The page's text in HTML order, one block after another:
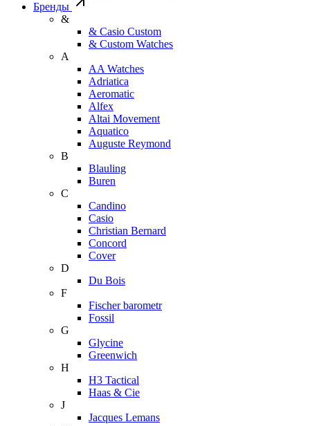
Бренды
&
& Casio Custom
& Custom Watches
A
AA Watches
Adriatica
Aeromatic
Alfex
Altai Movement
Aquatico
Auguste Reymond
B
Blauling
Buren
C
Candino
Casio
Christian Bernard
Concord
Cover
D
Du Bois
F
Fischer barometr
Fossil
G
Glycine
Greenwich
H
H3 Tactical
Haas & Cie
J
Jacques Lemans